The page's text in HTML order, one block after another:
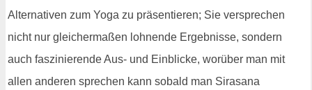
Alternativen zum Yoga zu präsentieren; Sie versprechen
nicht nur gleichermaßen lohnende Ergebnisse, sondern
auch faszinierende Aus- und Einblicke, worüber man mit
allen anderen sprechen kann sobald man Sirasana